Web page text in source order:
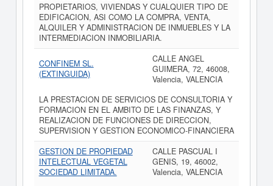
PROPIETARIOS, VIVIENDAS Y CUALQUIER TIPO DE
EDIFICACION, ASI COMO LA COMPRA, VENTA,
ALQUILER Y ADMINISTRACION DE INMUEBLES Y LA
INTERMEDIACION INMOBILIARIA.
CONFINEM SL.
(EXTINGUIDA)
CALLE ANGEL
GUIMERA, 72, 46008,
Valencia, VALENCIA
LA PRESTACION DE SERVICIOS DE CONSULTORIA Y
FORMACION EN EL AMBITO DE LAS FINANZAS, Y
REALIZACION DE FUNCIONES DE DIRECCION,
SUPERVISION Y GESTION ECONOMICO-FINANCIERA
GESTION DE PROPIEDAD
INTELECTUAL VEGETAL
SOCIEDAD LIMITADA.
CALLE PASCUAL I
GENIS, 19, 46002,
Valencia, VALENCIA